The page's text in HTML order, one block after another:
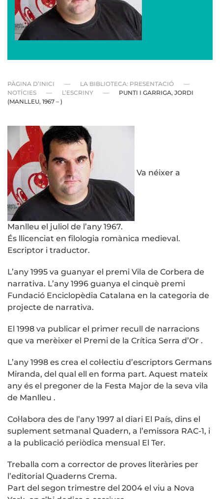
PÀGINA D’INICI
LA BIBLIOTECA: PRESENTACIÓ
NOTÍCIES
L’ESCRINY
PUNTI I GARRIGA, JORDI
(MANLLEU, 1967 – )
Va néixer a
Manlleu el juliol de l’any 1967.
És llicenciat en filologia romànica medieval.
Escriptor i traductor.
L’any 1995 va guanyar el premi Vila de Corbera de
narrativa. L’any 1996 guanya el cinquè premi
Fundació Enciclopèdia Catalana en la categoria de
projecte de narrativa.
El 1998 va publicar el primer recull de narracions
que va merèixer el Premi de la Crítica Serra d’Or .
L’any 1998 es crea el col·lectiu d’escriptors Germans
Miranda, del qual ell en forma part. Aquest mateix
any és el pregoner de la Festa Major de la seva vila
de Manlleu .
Col·labora des de l’any 1997 al diari El País, dins el
suplement setmanal Quadern, a l’emissora RAC-1, i
a la publicació periòdica mensual El Ter.
Treballa com a corrector de proves literàries per
l’editorial Quaderns Crema.
Part del segon trimestre del 2004 el viu a Nova